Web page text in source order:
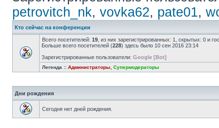
petrovitch_nk, vovka62, pate01,
Кто сейчас на конференции
Всего посетителей: 19 , из них зарегистрированных: 1, скрытых: 0 и
Больше всего посетителей (228) здесь было 10 сен 2016 23:14
Зарегистрированные пользователи: Google [Bot]
Легенда :: Администраторы Супермодераторы
Дни рождения
Сегодня нет дней рождения.